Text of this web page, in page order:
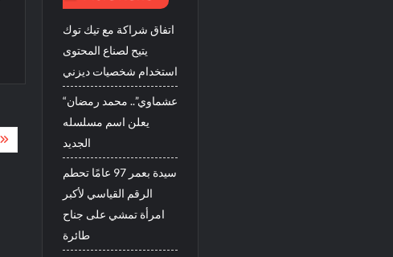
اتفاق شراكة مع تيك توك
يتيح لصناع المحتوى
استخدام شخصيات ديزني
“عشماوي”.. محمد رمضان
يعلن اسم مسلسله
الجديد
سيدة بعمر 97 عامًا تحطم
الرقم القياسي لأكبر
امرأة تمشي على جناح
طائرة